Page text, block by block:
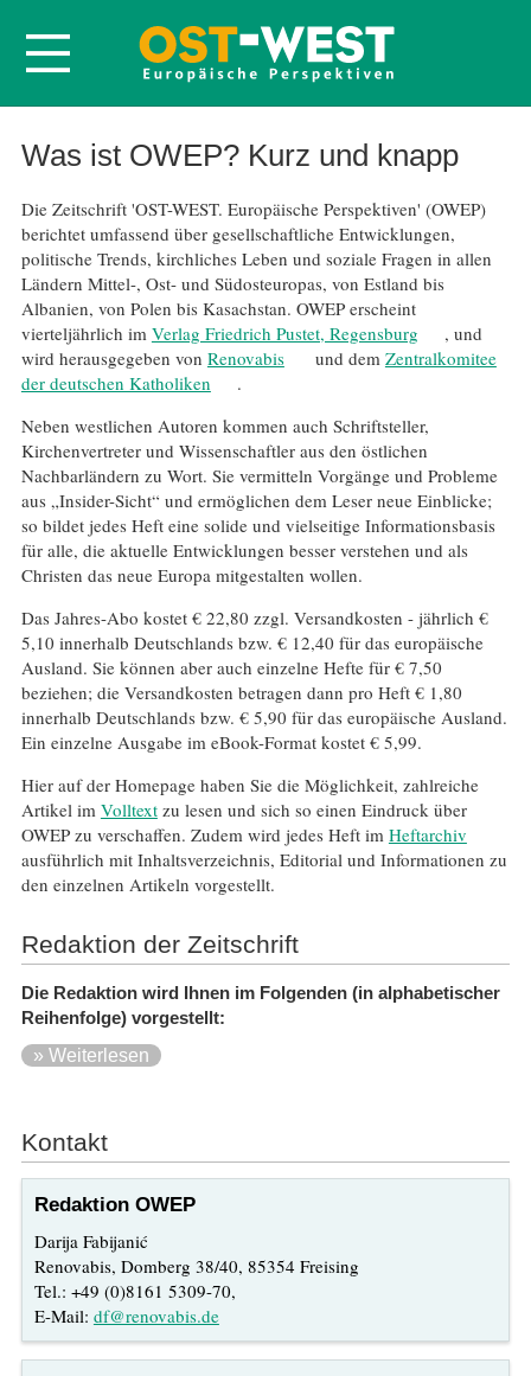
Startseite
Volltexte
Probeheft
Nachbestellen
Abonnieren
Kontakt
Was ist OWEP? Kurz und knapp
Die Zeitschrift 'OST-WEST. Europäische Perspektiven' (OWEP)
berichtet umfassend über gesellschaftliche Entwicklungen,
politische Trends, kirchliches Leben und soziale Fragen in allen
Ländern Mittel-, Ost- und Südosteuropas, von Estland bis
Albanien, von Polen bis Kasachstan. OWEP erscheint
vierteljährlich im Verlag Friedrich Pustet, Regensburg
, und
wird herausgegeben von Renovabis und dem Zentralkomitee
der deutschen Katholiken
.
Neben westlichen Autoren kommen auch Schriftsteller,
Kirchenvertreter und Wissenschaftler aus den östlichen
Nachbarländern zu Wort. Sie vermitteln Vorgänge und Probleme
aus „Insider-Sicht“ und ermöglichen dem Leser neue Einblicke;
so bildet jedes Heft eine solide und vielseitige Informationsbasis
für alle, die aktuelle Entwicklungen besser verstehen und als
Christen das neue Europa mitgestalten wollen.
Das Jahres-Abo kostet € 22,80 zzgl. Versandkosten - jährlich €
5,10 innerhalb Deutschlands bzw. € 12,40 für das europäische
Ausland. Sie können aber auch einzelne Hefte für € 7,50
beziehen; die Versandkosten betragen dann pro Heft € 1,80
innerhalb Deutschlands bzw. € 5,90 für das europäische Ausland.
Ein einzelne Ausgabe im eBook-Format kostet € 5,99.
Hier auf der Homepage haben Sie die Möglichkeit, zahlreiche
Artikel im Volltextzu lesen und sich so einen Eindruck über
OWEP zu verschaffen. Zudem wird jedes Heft im Heftarchiv
ausführlich mit Inhaltsverzeichnis, Editorial und Informationen zu
den einzelnen Artikeln vorgestellt.
Redaktion der Zeitschrift
Die Redaktion wird Ihnen im Folgenden (in alphabetischer
Reihenfolge) vorgestellt:
» Weiterlesen
Kontakt
Redaktion OWEP
Darija Fabijanić
Renovabis, Domberg 38/40, 85354 Freising
Tel.: +49 (0)8161 5309-70,
E-Mail: df@renovabis.de